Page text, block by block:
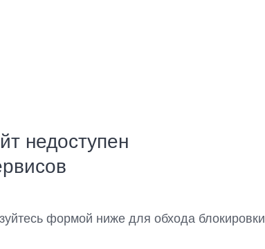
недоступен
формой ниже для обхода блокировки